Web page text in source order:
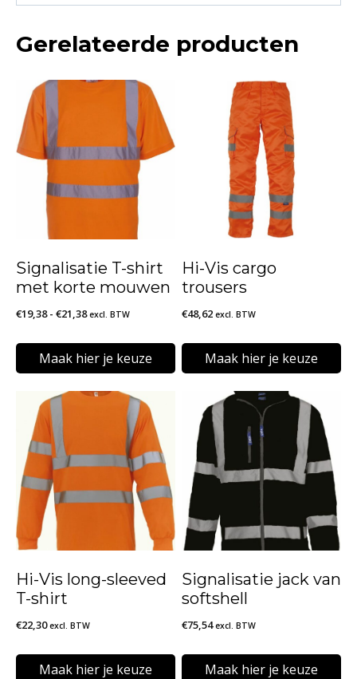
Gerelateerde producten
Signalisatie T-shirt
met korte mouwen
€19,38 - €21,38Prijsklasse:
tot
€21,38
excl. BTW
Maak hier je keuze
product
heeft
meerdere
variaties.
Deze
optie
gekozen
Hi-Vis cargo
trousers
€48,62 excl. BTW
Maak hier je keuze
product
heeft
meerdere
variaties.
Deze
optie
gekozen
Hi-Vis long-sleeved
T-shirt
€22,30 excl. BTW
Maak hier je keuze
Signalisatie jack van
softshell
€75,54 excl. BTW
Maak hier je keuze